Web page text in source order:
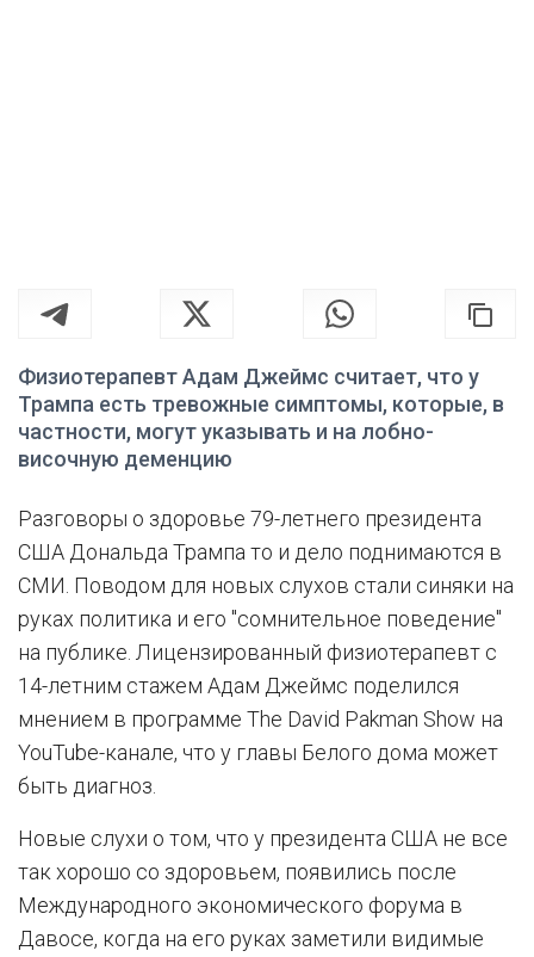
Физиотерапевт Адам Джеймс считает, что у
Трампа есть тревожные симптомы, которые, в
частности, могут указывать и на лобно-
височную деменцию
Разговоры о здоровье 79-летнего президента
США Дональда Трампа то и дело поднимаются в
СМИ. Поводом для новых слухов стали синяки на
руках политика и его "сомнительное поведение"
на публике. Лицензированный физиотерапевт с
14-летним стажем Адам Джеймс поделился
мнением в программе The David Pakman Show на
YouTube-канале, что у главы Белого дома может
быть диагноз.
Новые слухи о том, что у президента США не все
так хорошо со здоровьем, появились после
Международного экономического форума в
Давосе, когда на его руках заметили видимые